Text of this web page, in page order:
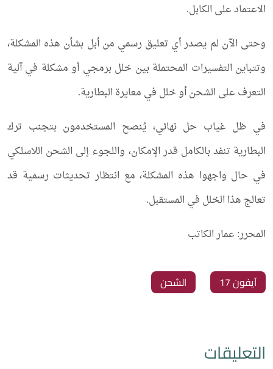
الاعتماد على الكابل.
وحتى الآن لم يصدر أي تعليق رسمي من أبل بشأن هذه المشكلة،
وتتباين التفسيرات المحتملة بين خلل برمجي أو مشكلة في آلية
التعرف على الشحن أو خلل في معايرة البطارية.
في ظل غياب حل نهائي، يُنصح المستخدمون بتجنب ترك
البطارية تنفد بالكامل قدر الإمكان، واللجوء إلى الشحن اللاسلكي
في حال واجهوا هذه المشكلة، مع انتظار تحديثات رسمية قد
تعالج هذا الخلل في المستقبل.
المحرر: عمار الكاتب
آيفون 17 الشحن
التعليقات